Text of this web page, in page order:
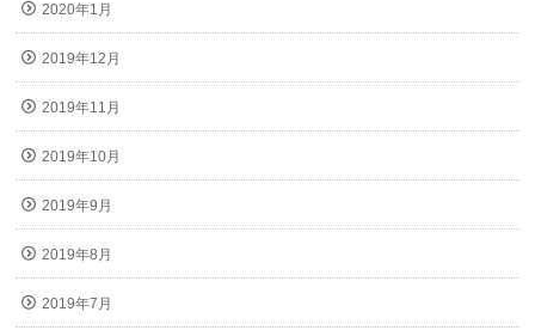
2020年1月
2019年12月
2019年11月
2019年10月
2019年9月
2019年8月
2019年7月